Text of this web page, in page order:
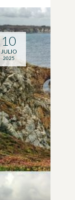
10
JULIO
2025